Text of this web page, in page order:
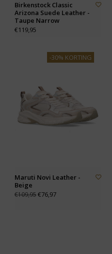
Birkenstock Classic
Arizona Suede Leather -
Taupe Narrow
€119,95
-30% KORTING
Maruti Novi Leather -
Beige
€109,95€76,97